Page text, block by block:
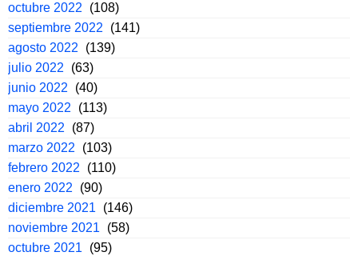
octubre 2022
(108)
septiembre 2022
(141)
agosto 2022
(139)
julio 2022
(63)
junio 2022
(40)
mayo 2022
(113)
abril 2022
(87)
marzo 2022
(103)
febrero 2022
(110)
enero 2022
(90)
diciembre 2021
(146)
noviembre 2021
(58)
octubre 2021
(95)